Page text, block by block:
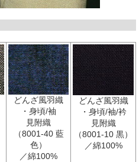
どんざ風羽織
・身頃/袖
見附織
（8001-40 藍
色）
／綿100%
どんざ風羽織
・身頃/袖/衿
見附織
（8001-10 黒）
／綿100%